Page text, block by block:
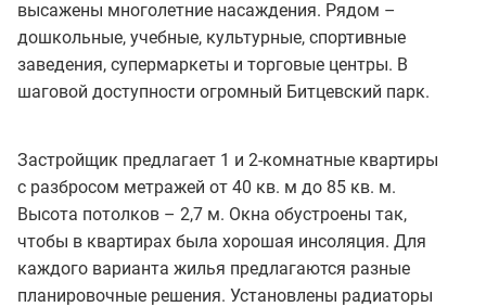
высажены многолетние насаждения. Рядом –
дошкольные, учебные, культурные, спортивные
заведения, супермаркеты и торговые центры. В
шаговой доступности огромный Битцевский парк.
Застройщик предлагает 1 и 2-комнатные квартиры
с разбросом метражей от 40 кв. м до 85 кв. м.
Высота потолков – 2,7 м. Окна обустроены так,
чтобы в квартирах была хорошая инсоляция. Для
каждого варианта жилья предлагаются разные
планировочные решения. Установлены радиаторы